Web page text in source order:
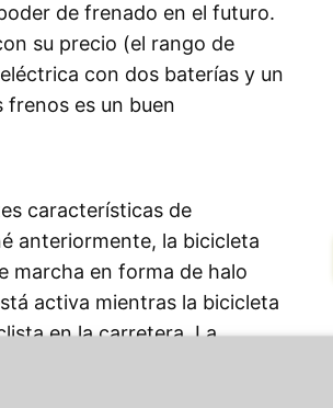
de frenado en el futuro.
su precio (el rango de
con dos baterías y un
es un buen
características de
anteriormente, la bicicleta
marcha en forma de halo
activa mientras la bicicleta
en la carretera. La
de freno, aunque no tiene
en el futuro para un viajero